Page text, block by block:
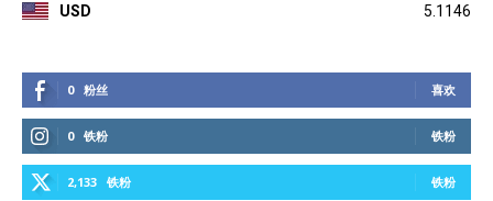
USD 5.1146
0 粉丝 喜欢
0 铁粉 铁粉
2,133 铁粉 铁粉